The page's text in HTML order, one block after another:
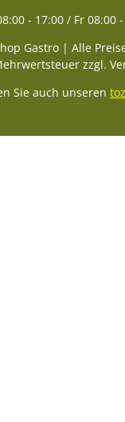
- 17:00 / Fr 08:00
Gastro | Alle
zzgl.
Sie auch unseren